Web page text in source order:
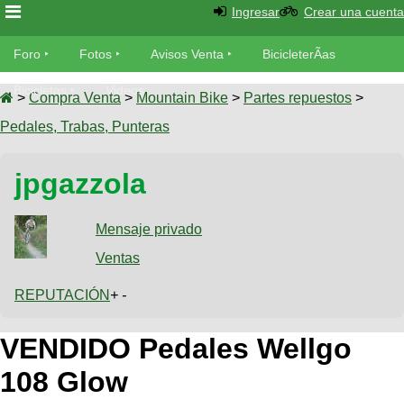
Foro
Foro
TÃ©cnica
Fotos
tu foto
Galeria
XC
Bicicletas
Descenso
Dirt
SUBÃ
tu
Ultimos
Fotos
BicicleterÃ­
as
Bicicletas
Tandem
Videos
Cicloturismo
Ingresar Crear una cuenta
Foro Fotos Avisos Venta BicicleterÃ­as
Bicicletas Videos
> Compra Venta > Mountain Bike > Partes repuestos >
Pedales, Trabas, Punteras
jpgazzola
Mensaje privado
Ventas
REPUTACIÓN + -
VENDIDO Pedales Wellgo
108 Glow